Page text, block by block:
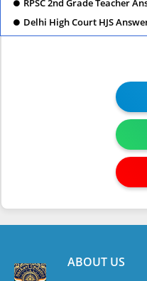
Delhi High Court HJS
ABOUT US